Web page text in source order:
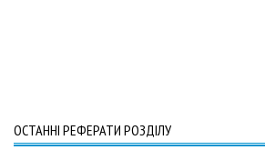
ОСТАННІ РЕФЕРАТИ РОЗДІЛУ